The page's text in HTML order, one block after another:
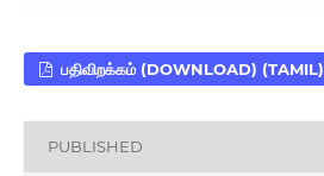
பதிவிறக்கம் (DOWNLOAD) (TAMIL)
PUBLISHED